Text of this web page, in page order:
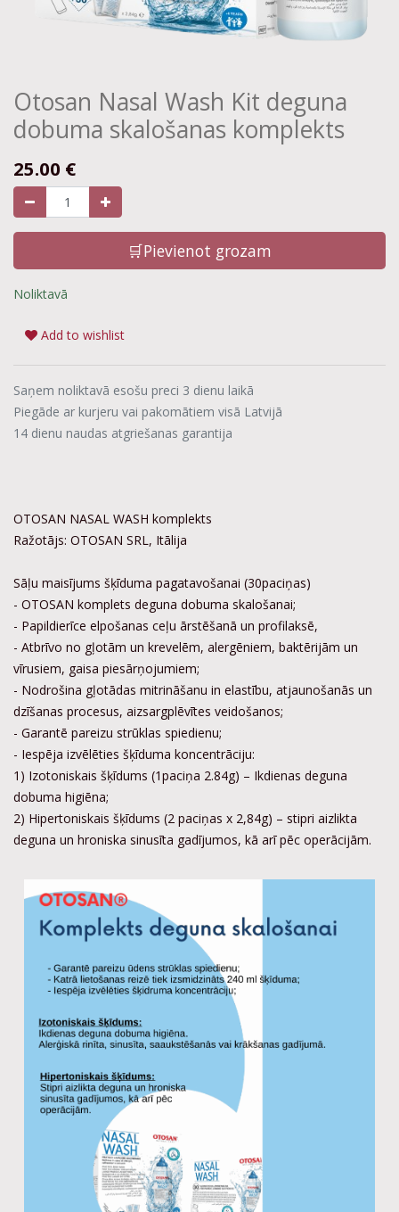
Otosan Nasal Wash Kit deguna
dobuma skalošanas komplekts
25.00 €
🛒Pievienot grozam
Noliktavā
Add to wishlist
Saņem noliktavā esošu preci 3 dienu laikā
Piegāde ar kurjeru vai pakomātiem visā Latvijā
14 dienu naudas atgriešanas garantija
OTOSAN NASAL WASH komplekts
Ražotājs: OTOSAN SRL, Itālija
Sāļu maisījums šķīduma pagatavošanai (30paciņas)
- OTOSAN komplets deguna dobuma skalošanai;
- Papildierīce elpošanas ceļu ārstēšanā un profilaksē,
- Atbrīvo no gļotām un krevelēm, alergēniem, baktērijām un
vīrusiem, gaisa piesārņojumiem;
- Nodrošina gļotādas mitrināšanu in elastību, atjaunošanās un
dzīšanas procesus, aizsargplēvītes veidošanos;
- Garantē pareizu strūklas spiedienu;
- Iespēja izvēlēties šķīduma koncentrāciju:
1) Izotoniskais šķīdums (1paciņa 2.84g) – Ikdienas deguna
dobuma higiēna;
2) Hipertoniskais šķīdums (2 paciņas x 2,84g) – stipri aizlikta
deguna un hroniska sinusīta gadījumos, kā arī pēc operācijām.